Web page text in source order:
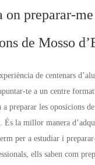
on preparar-
de Mosso
de centenars
te a un centre
a preparar les oposicions
. És la millor manera
per a estudiar i
ells saben com